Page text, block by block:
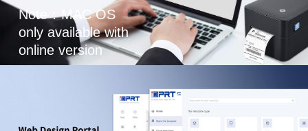
Note：MAC OS
only available with
online version